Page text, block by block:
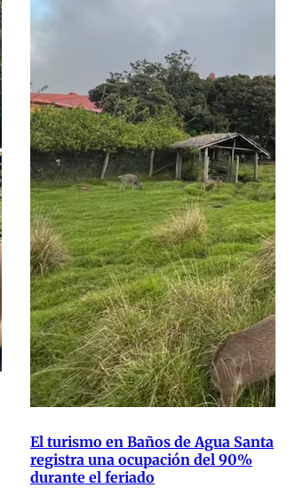
El turismo en Baños de Agua Santa
registra una ocupación del 90%
durante el feriado